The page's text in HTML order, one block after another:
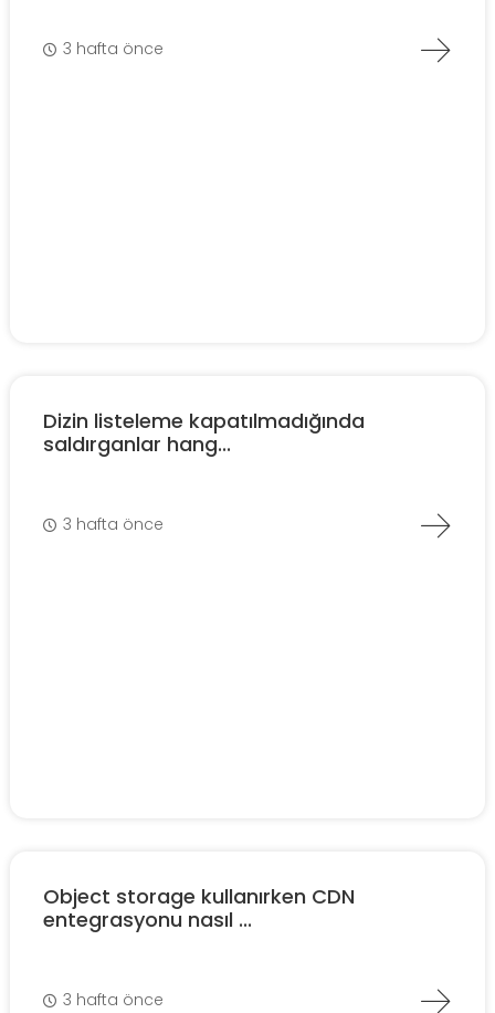
3 hafta önce
Dizin listeleme kapatılmadığında
saldırganlar hang...
3 hafta önce
Object storage kullanırken CDN
entegrasyonu nasıl ...
3 hafta önce